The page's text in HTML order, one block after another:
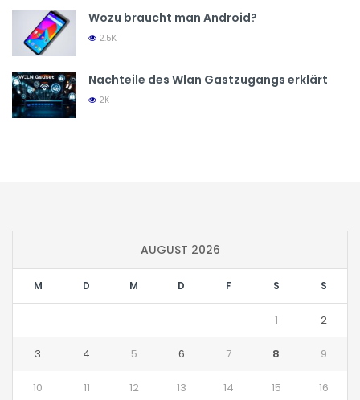
Wozu braucht man Android?
2.5K
Nachteile des Wlan Gastzugangs erklärt
2K
AUGUST 2026
M D M D F S S
1 2
3 4 5 6 7 8 9
10 11 12 13 14 15 16